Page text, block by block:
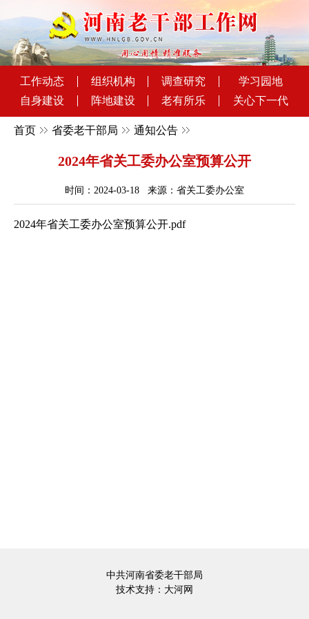
工作动态 组织机构 调查研究
学习园地
自身建设
阵地建设 老有所乐 关心下一代
首页 省委老干部局 通知公告
2024年省关工委办公室预算公开
时间：2024-03-18 来源：省关工委办公室
2024年省关工委办公室预算公开.pdf
中共河南省委老干部局
技术支持： 大河网